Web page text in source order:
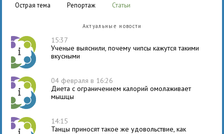
острая тема
репортаж статьи
Актуальные новости
15:37
Ученые выяснили, почему чипсы кажутся такими
вкусными
04 февраля в 16:26
Диета с ограничением калорий омолаживает
мышцы
14:15
Танцы приносят такое же удовольствие, как